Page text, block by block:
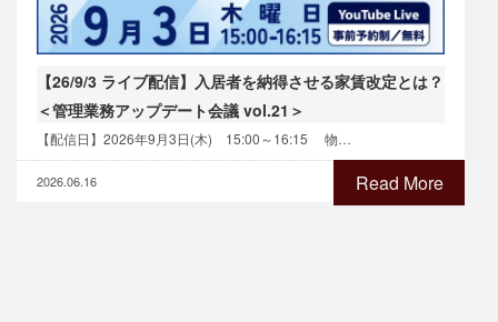
【26/9/3 ライブ配信】入居者を納得させる家賃改定とは？
＜管理業務アップデート会議 vol.21＞
【配信日】2026年9月3日(木) 15:00～16:15 物…
Read More
2026.06.16